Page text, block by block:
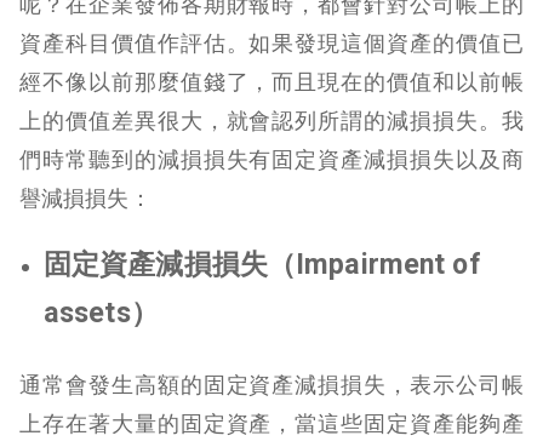
資產科目價值作評估。如果發現這個資產的價值已
經不像以前那麼值錢了，而且現在的價值和以前帳
上的價值差異很大，就會認列所謂的減損損失。我
們時常聽到的減損損失有固定資產減損損失以及商
譽減損損失：
固定資產減損損失（Impairment of
assets）
通常會發生高額的固定資產減損損失，表示公司帳
上存在著大量的固定資產，當這些固定資產能夠產